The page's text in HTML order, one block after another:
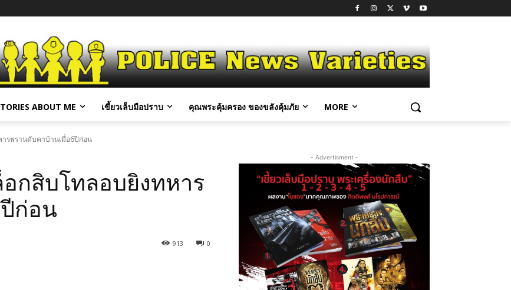
ABOUT ME เขี้ยวเล็บมือปราบ คุณพระคุ้มครอง ของขลังคุ้มภัย MORE
รพรานดับคาบ้านเมื่อ6ปีก่อน
กสิบโทลอบยิงทหาร
ก่อน
0
913
- Advertisment -